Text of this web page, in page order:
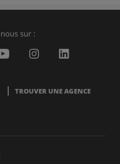
sur :
TROUVER UNE AGENCE